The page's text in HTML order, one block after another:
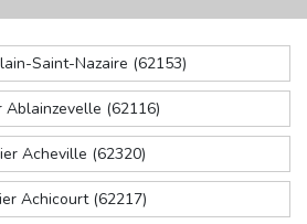
Saint-Nazaire (62153)
Ablainzevelle (62116)
Acheville (62320)
Achicourt (62217)